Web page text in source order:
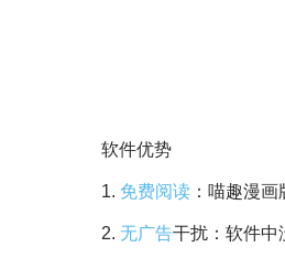
软件优势
1. 免费阅读 ：喵趣漫
2. 无广告干扰：软件中